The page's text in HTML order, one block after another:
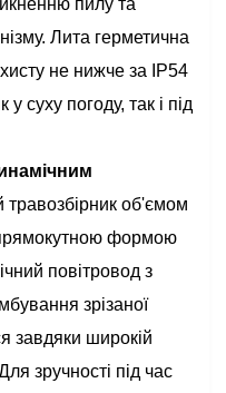
пилу та
Лита герметична
не нижче за IP54
суху погоду, так і під
травозбірник об'ємом
формою
повітровод з
зрізаної
завдяки широкій
зручності під час